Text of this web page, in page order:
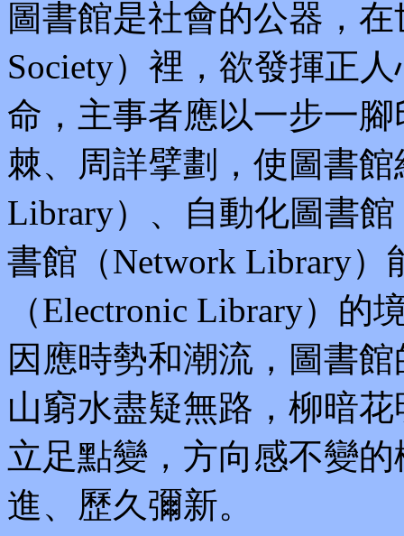
圖書館是社會的公器，
Society）裡，欲發揮正
命，主事者應以一步一
棘、周詳擘劃，使圖書
Library）、自動化圖書
書館（Network Library
（Electronic Library）
因應時勢和潮流，圖書
山窮水盡疑無路，柳暗
立足點變，方向感不變
進、歷久彌新。